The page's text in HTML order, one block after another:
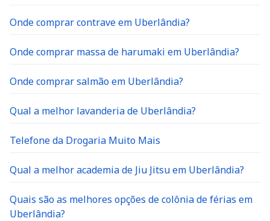
Onde comprar contrave em Uberlândia?
Onde comprar massa de harumaki em Uberlândia?
Onde comprar salmão em Uberlândia?
Qual a melhor lavanderia de Uberlândia?
Telefone da Drogaria Muito Mais
Qual a melhor academia de Jiu Jitsu em Uberlândia?
Quais são as melhores opções de colônia de férias em
Uberlândia?